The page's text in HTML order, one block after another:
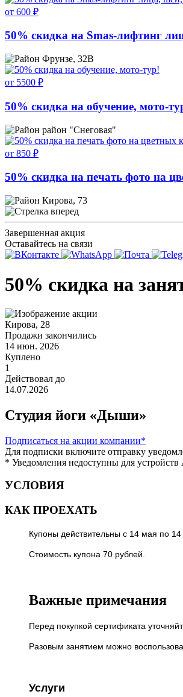
от 600 ₽
50% скидка на Smas-лифтинг
Фрунзе, 32В
от 5500 ₽
50% скидка на обучение, мото-
район "Снеговая"
от 850 ₽
50% скидка на печать фото на
Кирова, 73
Завершенная акция
Оставайтесь на связи
50% скидка на
Кирова, 28
Продажи закончились
14 июн. 2026
Куплено
1
Действовал до
14.07.2026
Студия йоги «Дыши»
Подписаться на акции компании*
Для подписки включите отправку
* Уведомления недоступны для устройств
УСЛОВИЯ
КАК ПРОЕХАТЬ
Купоны действительны с 14 мая по 14
Стоимость купона 70 рублей.
Важные примечания
Перед покупкой сертификата
Разовым занятием можно
Услуги